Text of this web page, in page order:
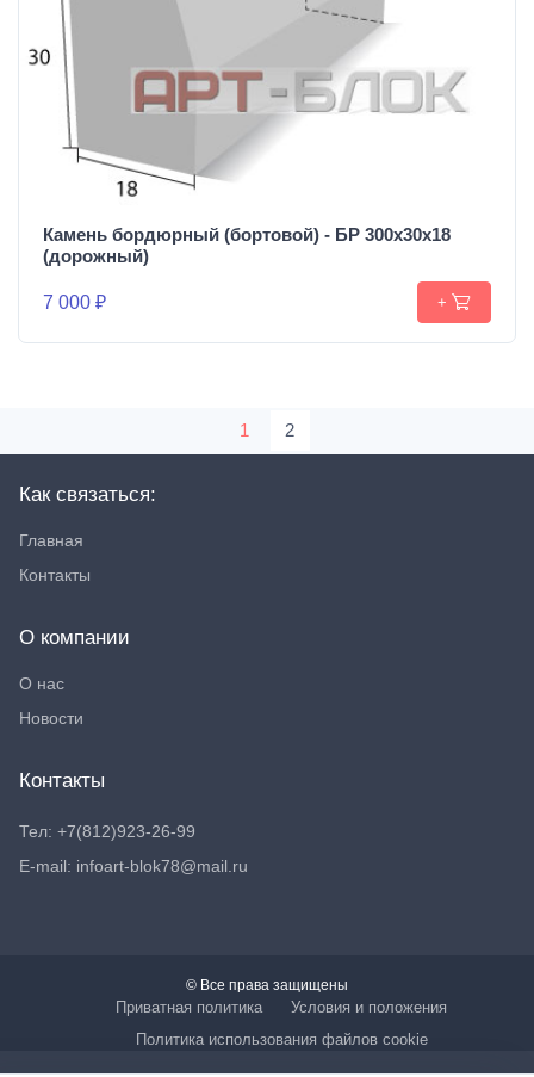
Камень бордюрный (бортовой) - БР 300х30х18
(дорожный)
7 000 ₽ +
1 2
Как связаться:
Главная
Контакты
О компании
О нас
Новости
Контакты
Тел: +7(812)923-26-99
E-mail: infoart-blok78@mail.ru
© Все права защищены
Приватная политика
Условия и положения
Политика использования файлов cookie